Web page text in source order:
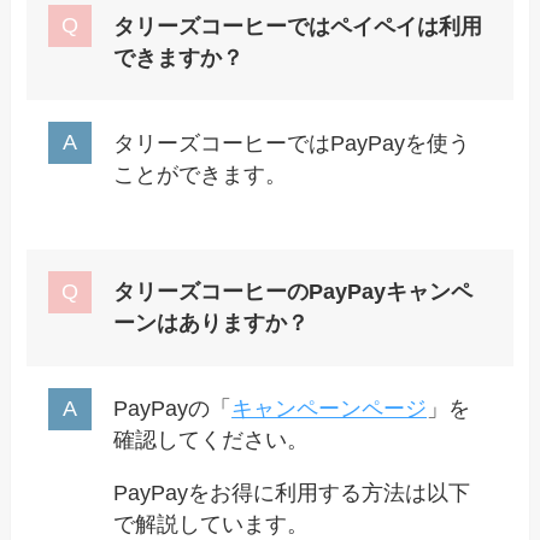
タリーズコーヒーではペイペイは利用
できますか？
タリーズコーヒーではPayPayを使う
ことができます。
タリーズコーヒーのPayPayキャンペ
ーンはありますか？
PayPayの「 キャンペーンページ 」を
確認してください。
PayPayをお得に利用する方法は以下
で解説しています。